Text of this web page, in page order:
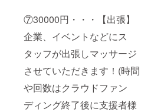
⑦30000円・・・【出張】
企業、イベントなどにス
タッフが出張しマッサージ
させていただきます！(時間
や回数はクラウドファン
ディング終了後に支援者様